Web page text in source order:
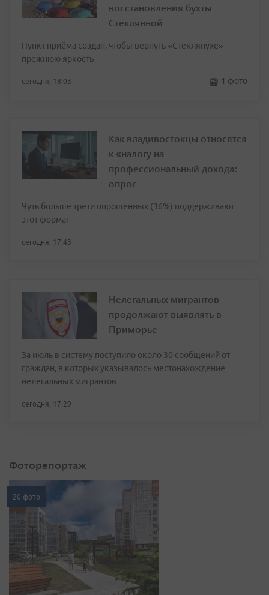
восстановления бухты
Стеклянной
Пункт приёма создан, чтобы вернуть «Стеклянухе»
прежнюю яркость
сегодня, 18:03 1 фото
Как владивостокцы относятся
к «налогу на
профессиональный доход»:
опрос
Чуть больше трети опрошенных (36%) поддерживают
этот формат
сегодня, 17:43
Нелегальных мигрантов
продолжают выявлять в
Приморье
За июль в систему поступило около 30 сообщений от
граждан, в которых указывалось местонахождение
нелегальных мигрантов
сегодня, 17:29
Фоторепортаж
20 фото